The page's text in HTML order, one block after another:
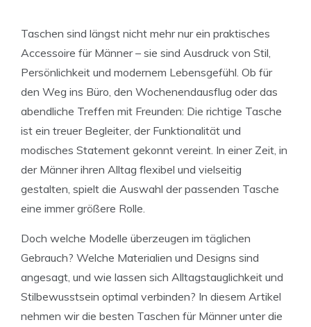
Taschen sind längst nicht mehr nur ein praktisches
Accessoire für Männer – sie sind Ausdruck von Stil,
Persönlichkeit und modernem Lebensgefühl. Ob für
den Weg ins Büro, den Wochenendausflug oder das
abendliche Treffen mit Freunden: Die richtige Tasche
ist ein treuer Begleiter, der Funktionalität und
modisches Statement gekonnt vereint. In einer Zeit, in
der Männer ihren Alltag flexibel und vielseitig
gestalten, spielt die Auswahl der passenden Tasche
eine immer größere Rolle.
Doch welche Modelle überzeugen im täglichen
Gebrauch? Welche Materialien und Designs sind
angesagt, und wie lassen sich Alltagstauglichkeit und
Stilbewusstsein optimal verbinden? In diesem Artikel
nehmen wir die besten Taschen für Männer unter die